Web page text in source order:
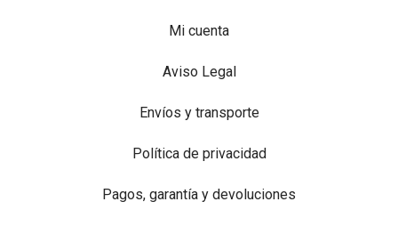
Mi cuenta
Aviso Legal
Envíos y transporte
Política de privacidad
Pagos, garantía y devoluciones